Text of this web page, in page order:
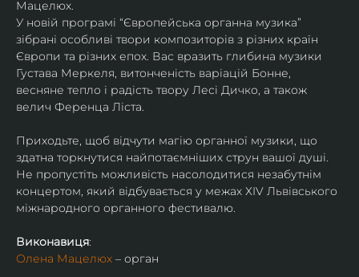
Мацелюх.
У новій програмі “Європейська органна музика”
зібрані особливі твори композиторів з різних країн
Європи та різних епох. Вас вразить глибина музики
Густава Меркеля, витонченість варіацій Бонне,
весняне тепло і радість твору Лесі Дичко, а також
велич Ференца Ліста.
Приходьте, щоб відчути магію органної музики, що
здатна торкнутися найпотаємніших струн вашої душі.
Не пропустіть можливість насолодитися незабутнім
концертом, який відбувається у межах ХIV Львівського
міжнародного органного фестивалю.
Виконавиця:
Олена Мацелюх – орган